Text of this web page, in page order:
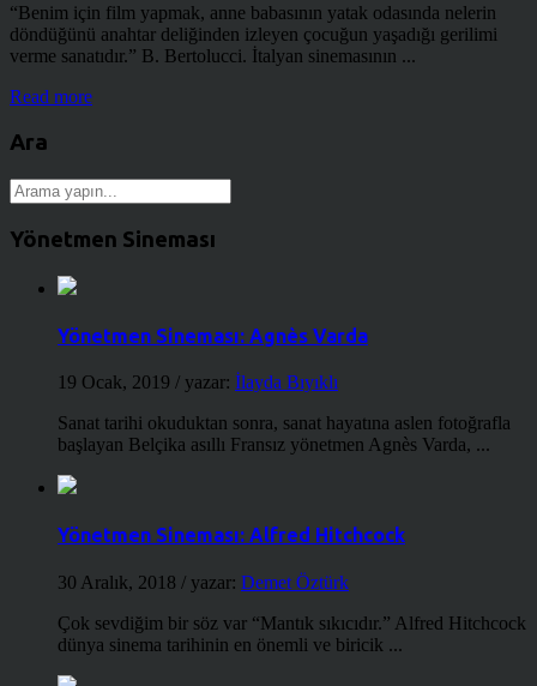
“Benim için film yapmak, anne babasının yatak odasında nelerin
döndüğünü anahtar deliğinden izleyen çocuğun yaşadığı gerilimi
verme sanatıdır.” B. Bertolucci. İtalyan sinemasının ...
Read more
Ara
Yönetmen Sineması
Yönetmen Sineması: Agnès Varda
19 Ocak, 2019 / yazar: İlayda Bıyıklı
Sanat tarihi okuduktan sonra, sanat hayatına aslen fotoğrafla
başlayan Belçika asıllı Fransız yönetmen Agnès Varda, ...
Yönetmen Sineması: Alfred Hitchcock
30 Aralık, 2018 / yazar: Demet Öztürk
Çok sevdiğim bir söz var “Mantık sıkıcıdır.” Alfred Hitchcock
dünya sinema tarihinin en önemli ve biricik ...